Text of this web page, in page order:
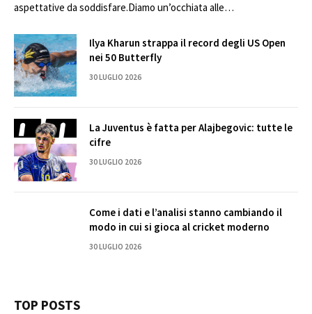
aspettative da soddisfare.Diamo un’occhiata alle…
Ilya Kharun strappa il record degli US Open
nei 50 Butterfly
30 LUGLIO 2026
La Juventus è fatta per Alajbegovic: tutte le
cifre
30 LUGLIO 2026
Come i dati e l’analisi stanno cambiando il
modo in cui si gioca al cricket moderno
30 LUGLIO 2026
TOP POSTS